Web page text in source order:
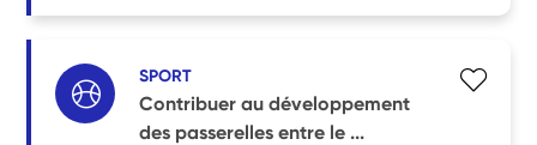
SPORT
Contribuer au développement
des passerelles entre le ...